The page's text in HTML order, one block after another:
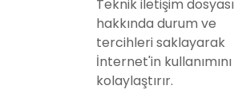
Teknik iletişim
hakkında durum ve
tercihleri saklayarak
İnternet'in kullanımını
kolaylaştırır.